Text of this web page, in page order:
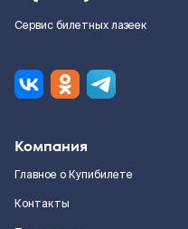
Сервис билетных лазеек
Компания
Главное о Купибилете
Контакты